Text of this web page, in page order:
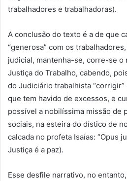
trabalhadores e trabalhadoras).
A conclusão do texto é a de que
“generosa” com os
judicial, mantenha-se, corre-se o
Justiça do Trabalho, cabendo,
do Judiciário trabalhista
que tem havido de excessos, e
possível a nobilíssima missão de
sociais, na esteira do dístico de
calcada no profeta Isaías: “Opus
Justiça é a paz).
Esse desfile narrativo, no